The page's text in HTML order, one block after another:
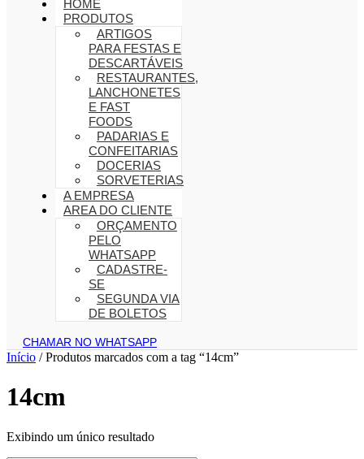
HOME
PRODUTOS
ARTIGOS
PARA FESTAS E
DESCARTÁVEIS
RESTAURANTES,
LANCHONETES
E FAST
FOODS
PADARIAS E
CONFEITARIAS
DOCERIAS
SORVETERIAS
A EMPRESA
AREA DO CLIENTE
ORÇAMENTO
PELO
WHATSAPP
CADASTRE-
SE
SEGUNDA VIA
DE BOLETOS
CHAMAR NO WHATSAPP
Início / Produtos marcados com a tag “14cm”
14cm
Exibindo um único resultado